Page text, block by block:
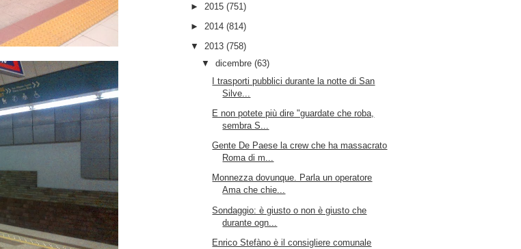
► 2015 (751)
► 2014 (814)
▼ 2013 (758)
▼ dicembre (63)
I trasporti pubblici durante la notte di San
Silve...
E non potete più dire "guardate che roba,
sembra S...
Gente De Paese la crew che ha massacrato
Roma di m...
Monnezza dovunque. Parla un operatore
Ama che chie...
Sondaggio: è giusto o non è giusto che
durante ogn...
Enrico Stefàno è il consigliere comunale